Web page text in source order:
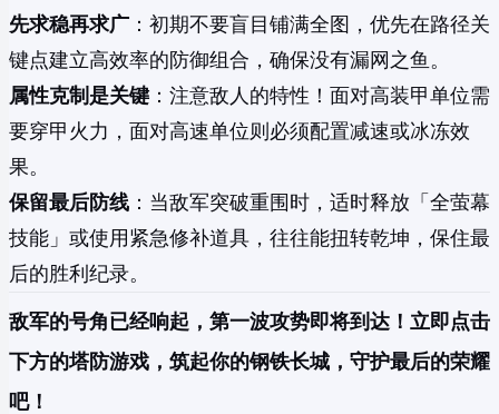
先求稳再求广 ：初期不要盲目铺满全图，优先在路径关
键点建立高效率的防御组合，确保没有漏网之鱼。
属性克制是关键：注意敌人的特性！面对高装甲单位需
要穿甲火力，面对高速单位则必须配置减速或冰冻效
果。
保留最后防线 ：当敌军突破重围时，适时释放「全萤幕
技能」或使用紧急修补道具，往往能扭转乾坤，保住最
后的胜利纪录。
敌军的号角已经响起，第一波攻势即将到达！立即点击
下方的塔防游戏，筑起你的钢铁长城，守护最后的荣耀
吧！